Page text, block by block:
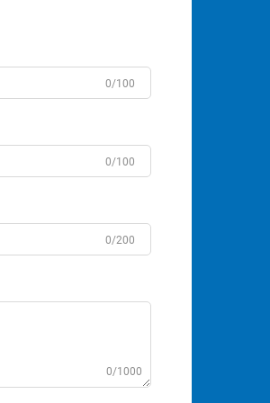
0/100
0/100
0/200
0/1000